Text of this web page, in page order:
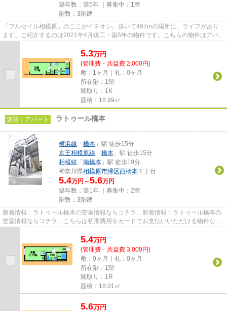
築年数：築5年 ｜募集中： 1室
階数：3階建
「フルセイル相模原」のここがイチオシ。歩いて497mの場所に、ライフがあり
ます。ご紹介するのは2021年4月竣工・築5年の物件です。こちらの物件はアパー
5.3万円
(管理費・共益費 2,000円)
敷：1ヶ月｜礼：0ヶ月
所在階：1階
間取り：1K
面積：18.99㎡
賃貸｜アパート ラトゥール橋本
横浜線 「 橋本 」駅 徒歩15分
京王相模原線 「 橋本 」駅 徒歩15分
相模線 「 南橋本 」駅 徒歩19分
神奈川県相模原市緑区西橋本 １丁目
5.4万円～5.6万円
築年数：築1年 ｜募集中： 2室
階数：3階建
新着情報：ラトゥール橋本の空室情報ならコチラ。新着情報：ラトゥール橋本の
空室情報ならコチラ。こちらは初期費用をカードでお支払いいただける物件なの
5.4万円
(管理費・共益費 3,000円)
敷：0ヶ月｜礼：0ヶ月
所在階：1階
間取り：1R
面積：18.01㎡
5.6万円